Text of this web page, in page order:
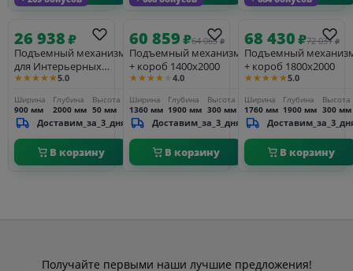
26 938₽
Подъемный механизм
для Интерьерных
кроватей 900х2000
★★★★★5.0
Ширина
900 мм
Глубина
2000 мм
Высота
50 мм
Доставим_за_3_дня
В корзину
60 859₽64 063 ₽
Подъемный механизм
+ короб 1400х2000
★★★★★ 4.0
Ширина
1360 мм
Глубина
1900 мм
Высота
300 мм
Доставим_за_3_дня
В корзину
68 430₽72 031 ₽
Подъемный
+ короб 1800х2000
★★★★★5.0
Ширина
1760 мм
Глубина
1900 мм
Высота
300 мм
В корзину
Получайте первыми наши лучшие предложения!